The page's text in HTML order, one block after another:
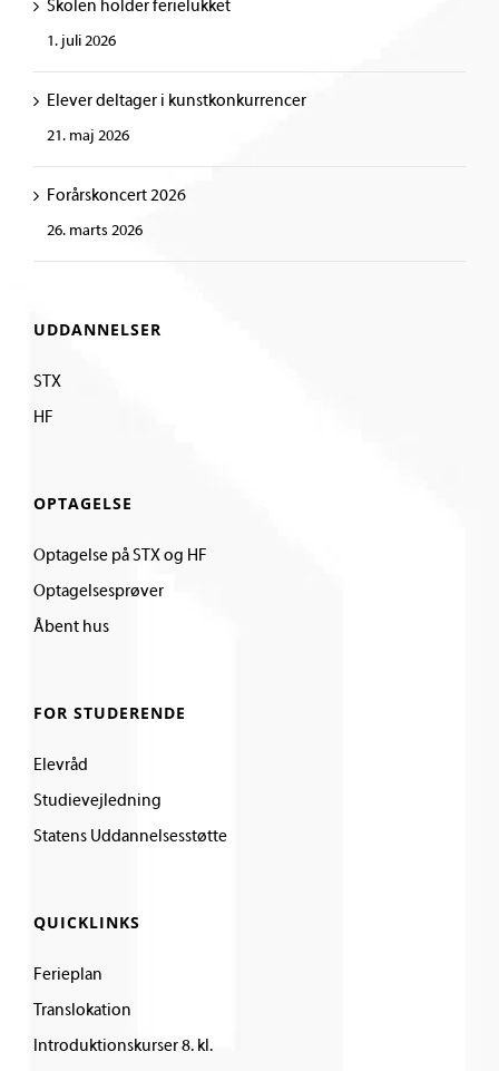
Skolen holder ferielukket
1. juli 2026
Elever deltager i kunstkonkurrencer
21. maj 2026
Forårskoncert 2026
26. marts 2026
UDDANNELSER
STX
HF
OPTAGELSE
Optagelse på STX og HF
Optagelsesprøver
Åbent hus
FOR STUDERENDE
Elevråd
Studievejledning
Statens Uddannelsesstøtte
QUICKLINKS
Ferieplan
Translokation
Introduktionskurser 8. kl.